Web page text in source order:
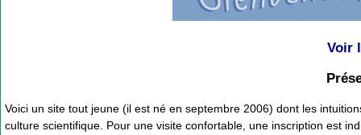
Voir
Voici un site tout jeune (il est né en septembre 2006) dont les
culture scientifique. Pour une visite confortable, une inscription est